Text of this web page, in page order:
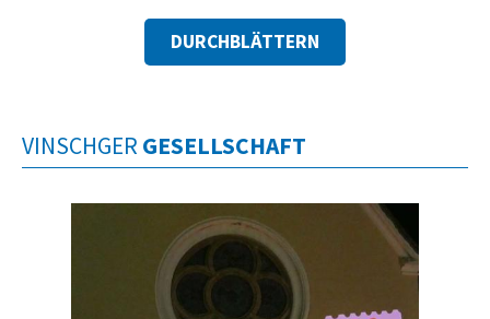
DURCHBLÄTTERN
VINSCHGER GESELLSCHAFT